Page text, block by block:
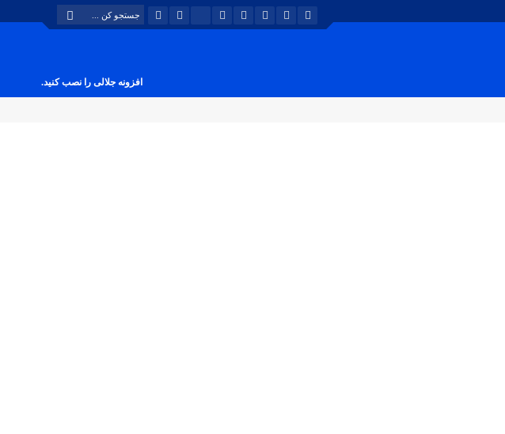
افزونه جلالی را نصب کنید.